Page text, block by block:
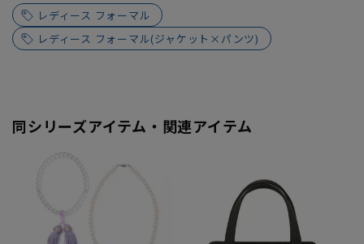
レディース フォーマル
レディース フォーマル(ジャケット×パンツ)
同シリーズアイテム・関連アイテム